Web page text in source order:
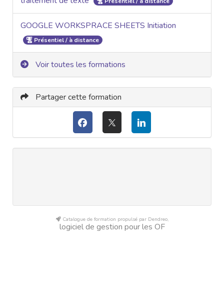
GOOGLE WORKSPRACE SHEETS Initiation
Présentiel / à distance
Voir toutes les formations
Partager cette formation
Catalogue de formation propulsé par Dendreo,
logiciel de gestion pour les OF